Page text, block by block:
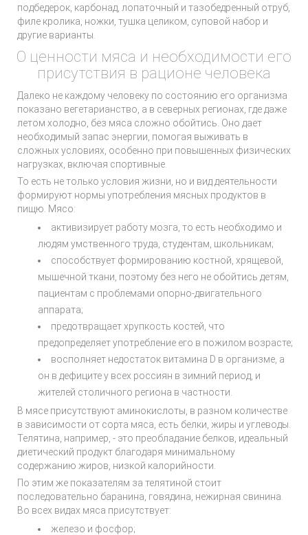
подбедерок, карбонад, лопаточный и тазобедренный отруб,
филе кролика, ножки, тушка целиком, суповой набор и
другие варианты.
О ценности мяса и необходимости его
присутствия в рационе человека
Далеко не каждому человеку по состоянию его организма
показано вегетарианство, а в северных регионах, где даже
летом холодно, без мяса сложно обойтись. Оно дает
необходимый запас энергии, помогая выживать в
сложных условиях, особенно при повышенных физических
нагрузках, включая спортивные.
То есть не только условия жизни, но и вид деятельности
формируют нормы употребления мясных продуктов в
пищю. Мясо:
активизирует работу мозга, то есть необходимо и
людям умственного труда, студентам, школьникам;
способствует формированию костной, хрящевой,
мышечной ткани, поэтому без него не обойтись детям,
пациентам с проблемами опорно-двигательного
аппарата;
предотвращает хрупкость костей, что
предопределяет употребление его в пожилом возрасте;
восполняет недостаток витамина D в организме, а
он в дефиците у всех россиян в зимний период, и
жителей столичного региона в частности.
В мясе присутствуют аминокислоты, в разном количестве
в зависимости от сорта мяса, есть белки, жиры и углеводы.
Телятина, например, - это преобладание белков, идеальный
диетический продукт благодаря минимальному
содержанию жиров, низкой калорийности.
По этим же показателям за телятиной стоит
последовательно баранина, говядина, нежирная свинина.
Во всех видах мяса присутствует:
железо и фосфор;